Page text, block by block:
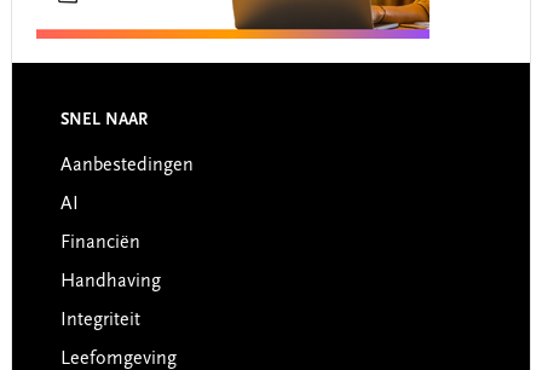
Footer
SNEL NAAR
Aanbestedingen
AI
Financiën
Handhaving
Integriteit
Leefomgeving